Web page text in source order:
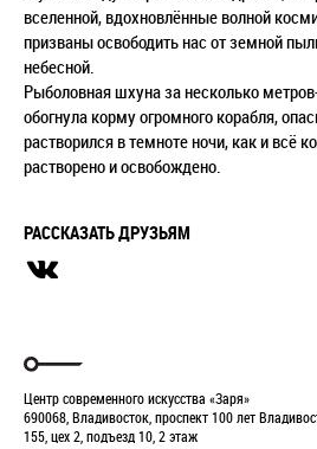
вселенной, вдохновлённые волной
призваны освободить нас от земной
небесной.
Рыболовная шхуна за несколько
обогнула корму огромного корабля,
растворился в темноте ночи, как и всё
растворено и освобождено.
РАССКАЗАТЬ ДРУЗЬЯМ
Центр современного искусства «Заря»
690068, Владивосток, проспект 100 лет
155, цех 2, подъезд 10, 2 этаж